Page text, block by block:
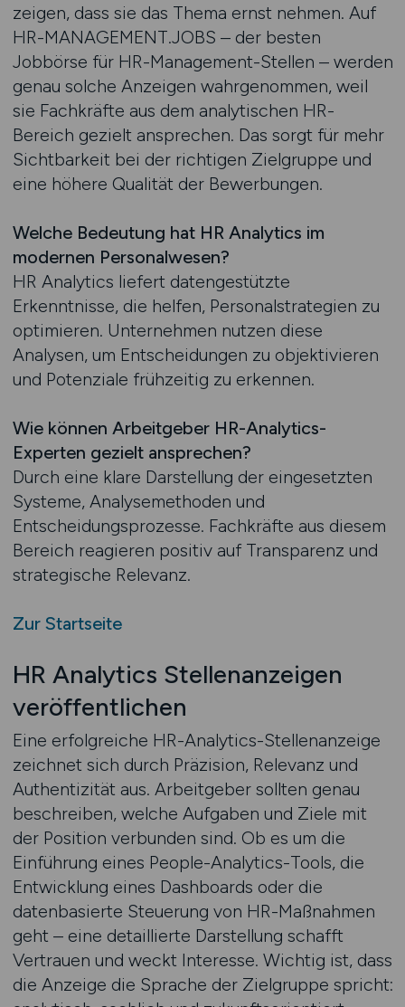
zeigen, dass sie das Thema ernst nehmen. Auf
HR-MANAGEMENT.JOBS – der besten
Jobbörse für HR-Management-Stellen – werden
genau solche Anzeigen wahrgenommen, weil
sie Fachkräfte aus dem analytischen HR-
Bereich gezielt ansprechen. Das sorgt für mehr
Sichtbarkeit bei der richtigen Zielgruppe und
eine höhere Qualität der Bewerbungen.
Welche Bedeutung hat HR Analytics im
modernen Personalwesen?
HR Analytics liefert datengestützte
Erkenntnisse, die helfen, Personalstrategien zu
optimieren. Unternehmen nutzen diese
Analysen, um Entscheidungen zu objektivieren
und Potenziale frühzeitig zu erkennen.
Wie können Arbeitgeber HR-Analytics-
Experten gezielt ansprechen?
Durch eine klare Darstellung der eingesetzten
Systeme, Analysemethoden und
Entscheidungsprozesse. Fachkräfte aus diesem
Bereich reagieren positiv auf Transparenz und
strategische Relevanz.
Zur Startseite
HR Analytics Stellenanzeigen
veröffentlichen
Eine erfolgreiche HR-Analytics-Stellenanzeige
zeichnet sich durch Präzision, Relevanz und
Authentizität aus. Arbeitgeber sollten genau
beschreiben, welche Aufgaben und Ziele mit
der Position verbunden sind. Ob es um die
Einführung eines People-Analytics-Tools, die
Entwicklung eines Dashboards oder die
datenbasierte Steuerung von HR-Maßnahmen
geht – eine detaillierte Darstellung schafft
Vertrauen und weckt Interesse. Wichtig ist, dass
die Anzeige die Sprache der Zielgruppe spricht: